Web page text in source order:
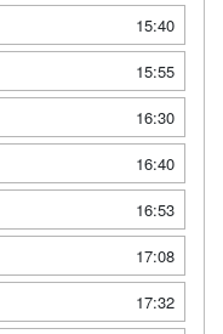
15:40
15:55
16:30
16:40
16:53
17:08
17:32